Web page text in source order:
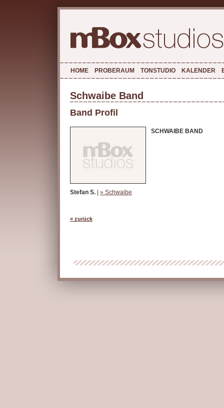
HOME PROBERAUM TONSTUDIO KALENDER
Schwaibe Band
Band Profil
SCHWAIBE BAND
Stefan S. » Schwaibe
« zurück